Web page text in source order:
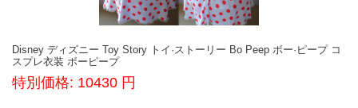
Disney ディズニー Toy Story トイ·ストーリー Bo Peep ボー·ピープ コ
スプレ衣装 ボーピープ
特別価格: 10430 円